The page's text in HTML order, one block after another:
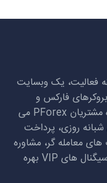
از 17 سال سابقه فعالیت، یک وبسایت
فارکس و
PForex می
روزی، پرداخت
معامله گر، مشاوره
های VIPبهره